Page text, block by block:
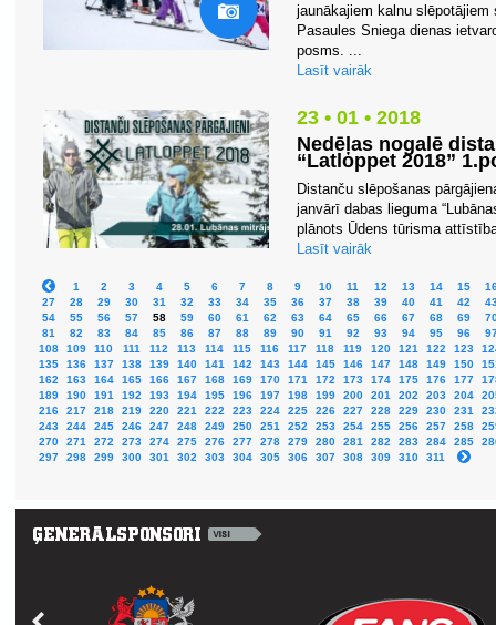
jaunākajiem kalnu
Pasaules Sniega dienas
posms. ...
Lasīt vairāk
23 • 01 • 2018
Nedēļas nogalē
“Latloppet 2018”
Distanču slēpošanas
janvārī dabas lieguma
plānots Ūdens tūrisma
Lasīt vairāk
1 2 3 4 5 6 7 8 9 10 11 12 13 14 15
27
28 29 30 31 32 33 34 35 36 37 38 39 40 41 42
54
55 56 57 58 59 60 61 62 63 64 65 66 67 68 69
81
82 83 84 85 86 87 88 89 90 91 92 93 94 95 96
108
109 110 111 112 113 114 115 116 117 118 119 120 121 122 123
135
136 137 138 139 140 141 142 143 144 145 146 147 148 149 150
162
163 164 165 166 167 168 169 170 171 172 173 174 175 176 177
189
190 191 192 193 194 195 196 197 198 199 200 201 202 203 204
216
217 218 219 220 221 222 223 224 225 226 227 228 229 230 231
243
244 245 246 247 248 249 250 251 252 253 254 255 256 257 258
270
271 272 273 274 275 276 277 278 279 280 281 282 283 284 285
297
298 299 300 301 302 303 304 305 306 307 308 309 310 311